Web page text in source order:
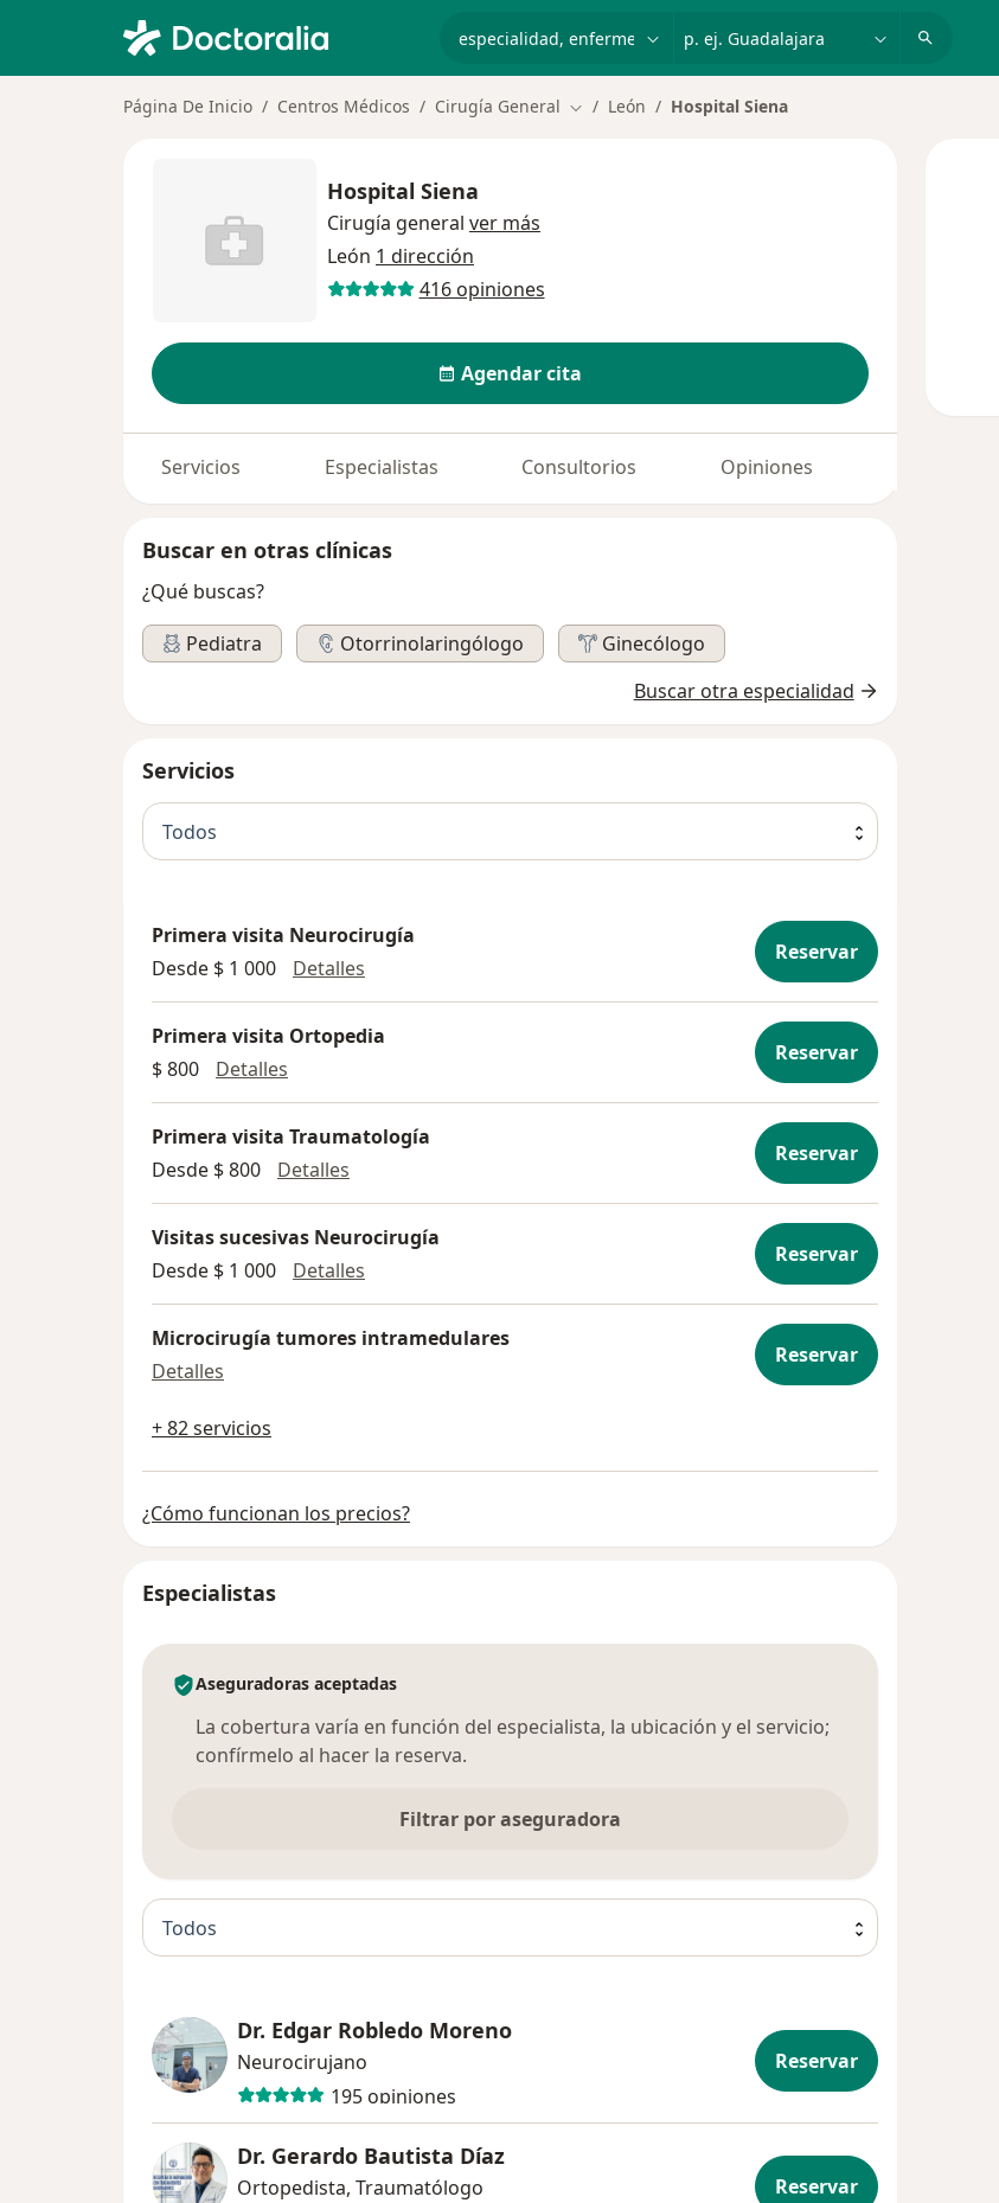
Página De Inicio Centros Médicos Cirugía General Cambiar de ciudad
León Hospital Siena
Hospital Siena
Cirugía general ver más
León 1 dirección
416 opiniones
Agendar cita
Servicios Especialistas Consultorios Opiniones
Buscar en otras clínicas
¿Qué buscas?
Pediatra
Otorrinolaringólogo
Ginecólogo
Buscar otra especialidad
Servicios
Todos
Primera visita Neurocirugía
Desde $ 1 000
Detalles
Reservar
Primera visita Ortopedia
$ 800
Detalles
Reservar
Primera visita Traumatología
Desde $ 800
Detalles
Reservar
Visitas sucesivas Neurocirugía
Desde $ 1 000
Detalles
Reservar
Microcirugía tumores intramedulares
Detalles
Reservar
+ 82 servicios
¿Cómo funcionan los precios?
Especialistas
Aseguradoras aceptadas
La cobertura varía en función del especialista, la ubicación y el servicio;
confírmelo al hacer la reserva.
Filtrar por aseguradora
Todos
Dr. Edgar Robledo Moreno
Neurocirujano
195 opiniones
Reservar
Dr. Gerardo Bautista Díaz
Ortopedista, Traumatólogo
Reservar